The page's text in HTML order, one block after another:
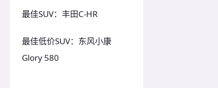
最佳SUV：丰田C-HR
最佳低价SUV：东风小康
Glory 580